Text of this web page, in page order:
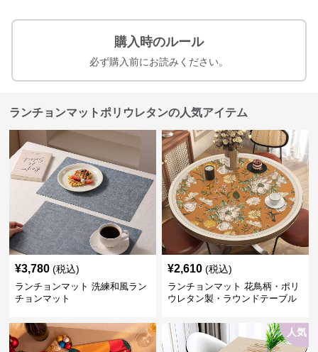
購入時のルール
必ず購入前にお読みください。
ランチョンマットポリウレタンの人気アイテム
¥3,780 (税込)
ランチョンマット 洗練和風ラン
チョンマット
¥2,610 (税込)
ランチョンマット 花鳥柄・ポリ
ウレタン製・ラウンドテーブル
人気